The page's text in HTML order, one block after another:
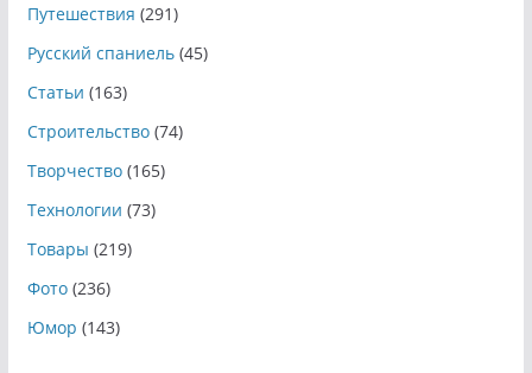
Путешествия (291)
Русский спаниель(45)
Статьи (163)
Строительство(74)
Творчество(165)
Технологии (73)
Товары (219)
Фото(236)
Юмор (143)